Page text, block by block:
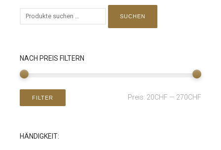
SUCHEN
NACH PREIS FILTERN
FILTER Preis: 20CHF — 270CHF
HÄNDIGKEIT: